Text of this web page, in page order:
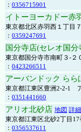
： 0356715901
イトーヨーカドー赤
東京都北区赤羽西１丁目
： 0359247691
国分寺店(セレオ国分
東京都国分寺市南町３-２
： 0423266511
アーバンドック らら
東京都江東区豊洲2-2-1
： 0351441660
アリオ北砂店 地図 詳細
東京都江東区北砂2丁目
： 0356537611